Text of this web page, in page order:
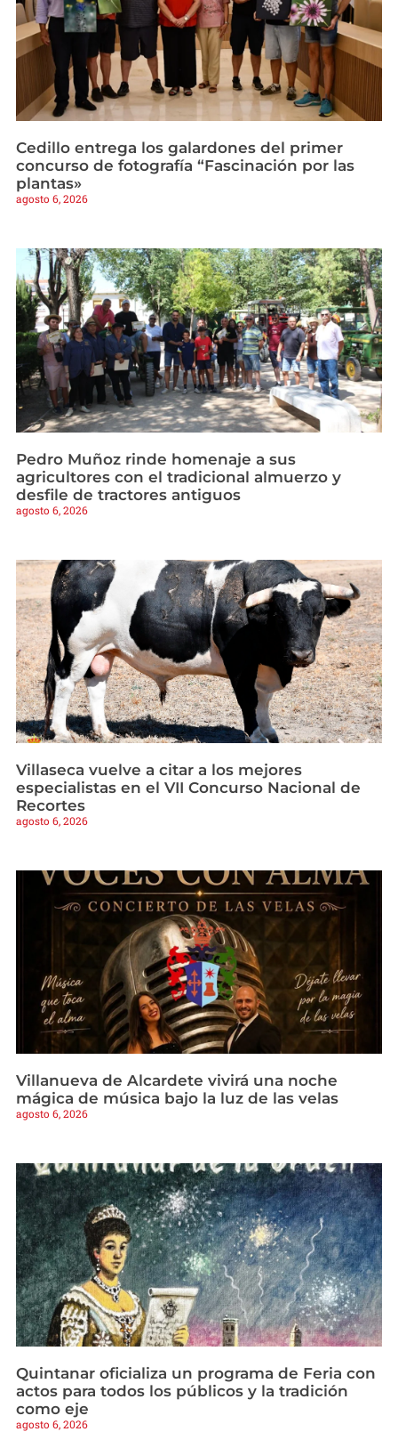
Cedillo entrega los galardones del primer
concurso de fotografía “Fascinación por las
plantas»
agosto 6, 2026
Pedro Muñoz rinde homenaje a sus
agricultores con el tradicional almuerzo y
desfile de tractores antiguos
agosto 6, 2026
Villaseca vuelve a citar a los mejores
especialistas en el VII Concurso Nacional de
Recortes
agosto 6, 2026
Villanueva de Alcardete vivirá una noche
mágica de música bajo la luz de las velas
agosto 6, 2026
Quintanar oficializa un programa de Feria con
actos para todos los públicos y la tradición
como eje
agosto 6, 2026